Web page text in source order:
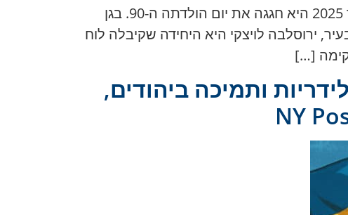
חיפה מכירה ומכבדת גיבורה צנועה — ילידת זלוצ’וב (מחוז לבוב, אוקראינה). ב-12 בפברואר 2025 היא חגגה את יום הולדתה ה-90. בגן
היהודים שחיו בעיר, ירוסלבה לויצקי היא היחידה שקיבלה לוח
ותמיכה ביהודים,